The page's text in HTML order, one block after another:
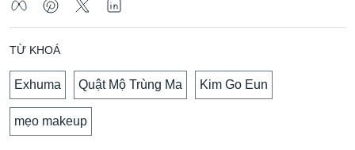
TỪ KHOÁ
Exhuma Quật Mộ Trùng Ma Kim Go Eun
mẹo makeup